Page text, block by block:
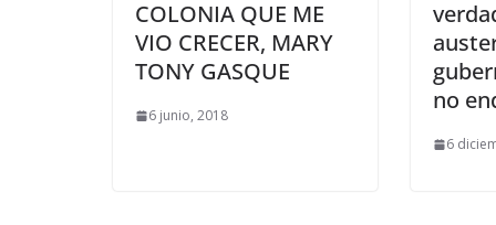
COLONIA QUE ME
VIO CRECER, MARY
TONY GASQUE
6 junio, 2018
no
6